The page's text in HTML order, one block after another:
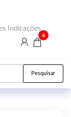
Indicações
0
Pesquisar